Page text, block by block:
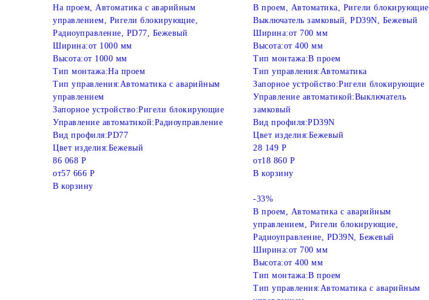
На проем, Автоматика с аварийным
управлением, Ригели блокирующие,
Радиоуправление, PD77, Бежевый
Ширина:от 1000 мм
Высота:от 1000 мм
Тип монтажа:На проем
Тип управления: Автоматика с аварийным
управлением
Запорное устройство:Ригели блокирующие
Управление автоматикой:Радиоуправление
Вид профиля:PD77
Цвет изделия:Бежевый
86 068 Р
от57 666 Р
В корзину
В проем, Автоматика, Ригели блокирующие,
Выключатель замковый, PD39N, Бежевый
Ширина:от 700 мм
Высота:от 400 мм
Тип монтажа:В проем
Тип управления: Автоматика
Запорное устройство:Ригели блокирующие
Управление автоматикой:Выключатель
замковый
Вид профиля:PD39N
Цвет изделия:Бежевый
28 149 Р
от18 860 Р
В корзину
-33%
В проем, Автоматика с аварийным
управлением, Ригели блокирующие,
Радиоуправление, PD39N, Бежевый
Ширина:от 700 мм
Высота:от 400 мм
Тип монтажа:В проем
Тип управления: Автоматика с аварийным